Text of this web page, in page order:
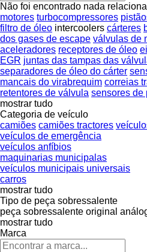
Não foi encontrado nada
motores turbocompressores
filtro de óleo intercoolers cárteres
dos gases de escape válvulas de
aceleradores receptores de óleo
EGR juntas das tampas das
separadores de óleo do cárter
mancais do virabrequim correias
retentores de válvula sensores de
mostrar tudo
Categoria de veículo
camiões camiões tractores
veículos de emergência
veículos anfíbios
maquinarias municipalas
veículos municipais universais
carros
mostrar tudo
Tipo de peça sobressalente
peça sobressalente original
mostrar tudo
Marca